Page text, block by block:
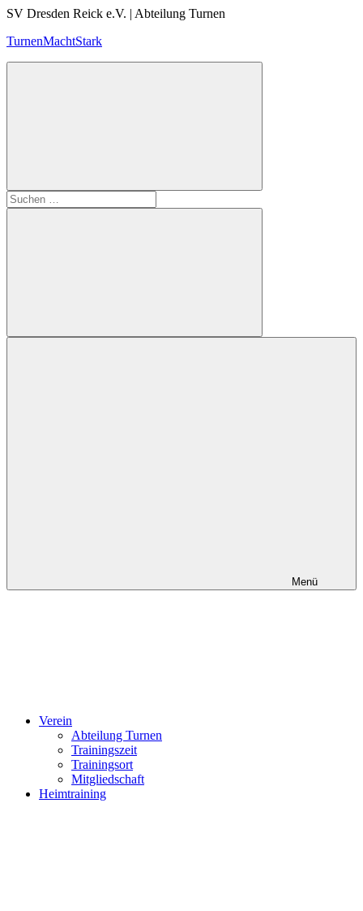
Zum
springen
SV Dresden Reick e.V. | Abteilung Turnen
TurnenMachtStark
Suchen
nach:
Suchen
Menü
Verein
Abteilung Turnen
Trainingszeit
Trainingsort
Mitgliedschaft
Heimtraining